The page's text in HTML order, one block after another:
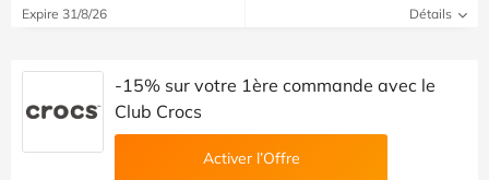
Expire 31/8/26 Détails
-15% sur votre 1ère commande avec le
Club Crocs
Activer l’Offre